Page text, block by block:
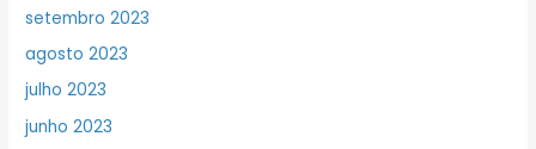
setembro 2023
agosto 2023
julho 2023
junho 2023